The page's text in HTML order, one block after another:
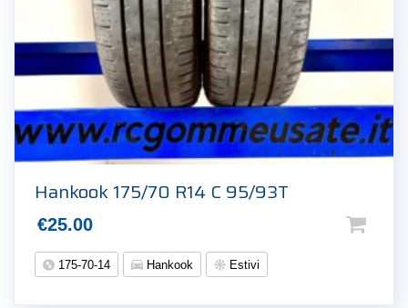
Hankook 175/70 R14 C 95/93T
€25.00
175-70-14 Hankook Estivi